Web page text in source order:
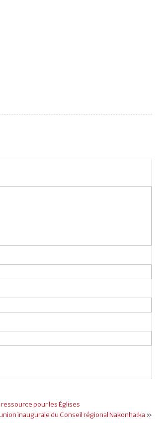
pour les Églises
inaugurale du Conseil régional Nakonha:ka »